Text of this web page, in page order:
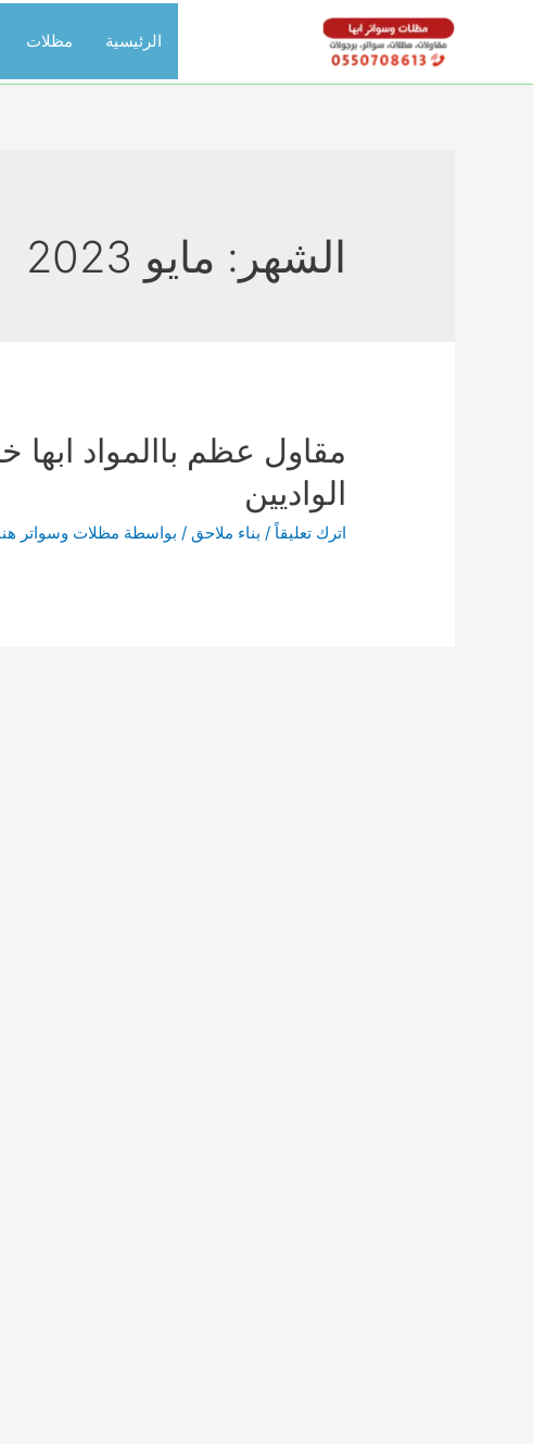
الرئيسية مظلات
الشهر: مايو 2023
مقاول عظم باالمواد
الواديين
اترك تعليقاً / بناء ملاحق / بواسطة مظلات وسواتر